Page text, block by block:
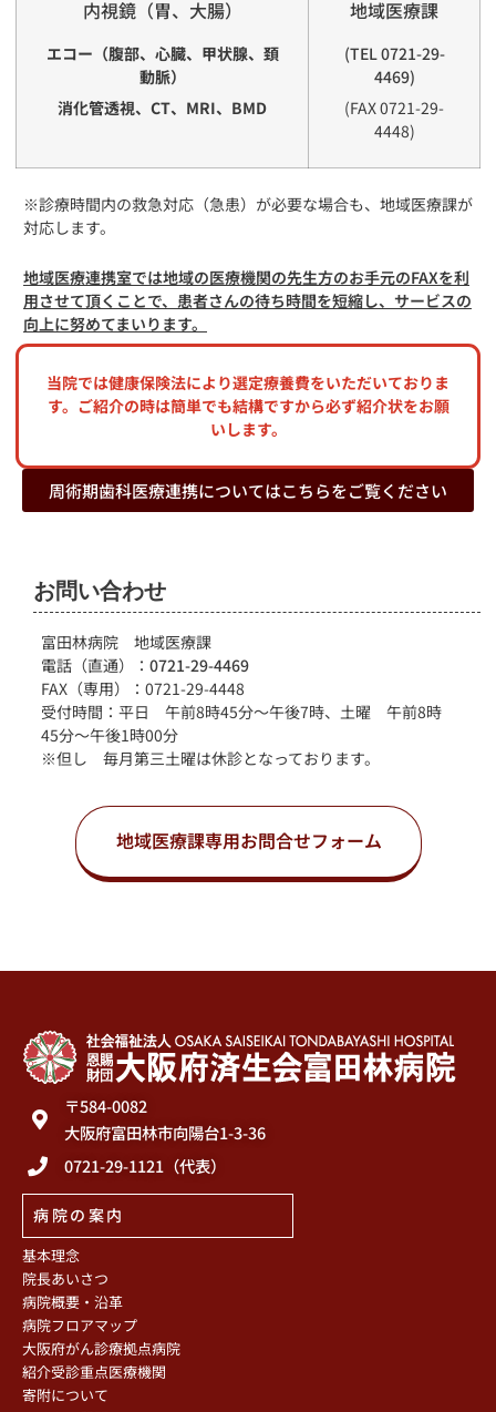
内視鏡（胃、大腸）
エコー（腹部、心臓、甲状腺、頚
動脈）
消化管透視、CT、MRI、BMD
地域医療課
(TEL 0721-29-
4469)
(FAX 0721-29-
4448)
※診療時間内の救急対応（急患）が必要な場合も、地域医療課が
対応します。
地域医療連携室では地域の医療機関の先生方のお手元のFAXを利
用させて頂くことで、患者さんの待ち時間を短縮し、サービスの
向上に努めてまいります。
当院では健康保険法により選定療養費をいただいておりま
す。ご紹介の時は簡単でも結構ですから必ず紹介状をお願
いします。
周術期歯科医療連携についてはこちらをご覧ください
お問い合わせ
富田林病院 地域医療課
電話（直通）： 0721-29-4469
FAX（専用）：0721-29-4448
受付時間：平日 午前8時45分～午後7時、土曜 午前8時
45分～午後1時00分
※但し 毎月第三土曜は休診となっております。
地域医療課専用お問合せフォーム
〒584-0082
大阪府富田林市向陽台1-3-36
0721-29-1121（代表）
病院の案内
基本理念
院長あいさつ
病院概要・沿革
病院フロアマップ
大阪府がん診療拠点病院
紹介受診重点医療機関
寄附について